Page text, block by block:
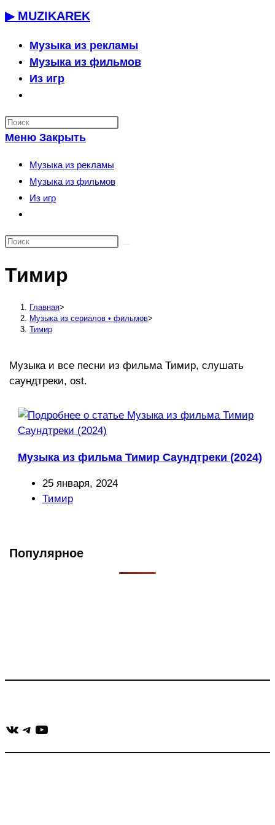
Перейти
содержимому
▶ MUZIKAREK
Музыка из рекламы
Музыка из фильмов
Из игр
по
веб-
сайту
Меню Закрыть
Музыка из рекламы
Музыка из фильмов
Из игр
по
сайту
Тимир
Главная>
Музыка из сериалов • фильмов>
Тимир
Музыка и все песни из фильма Тимир, слушать
саундтреки, ost.
Музыка из фильма Тимир Саундтреки (2024)
Запись
опубликована:
25 января, 2024
Рубрика
Тимир
Популярное
ВКонтакте
Telegram
YouTube